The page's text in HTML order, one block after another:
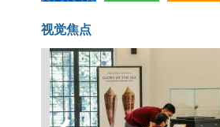
势喜人
产业链解析视觉焦点